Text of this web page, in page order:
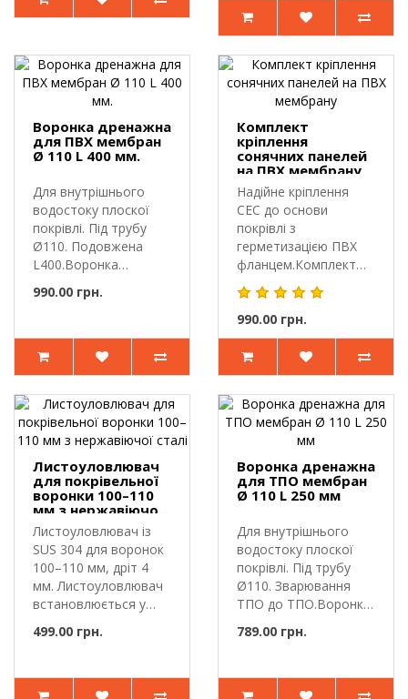
Воронка дренажна
для ПВХ мембран
Ø 110 L 400 мм.
Для внутрішнього
водостоку плоскої
покрівлі. Під трубу
Ø110. Подовжена
L400.Воронка
990.00 грн.
Комплект
кріплення
сонячних панелей
на ПВХ мембрану
Надійне кріплення
СЕС до основи
покрівлі з
герметизацією ПВХ
фланцем.Комплект
застосовується для
крі..
990.00 грн.
Листоуловлювач
для покрівельної
воронки 100–110
мм з нержавіючої
сталі
Листоуловлювач із
SUS 304 для воронок
100–110 мм, дріт 4
мм. Листоуловлювач
встановлюється у
499.00 грн.
Воронка дренажна
для ТПО мембран
Ø 110 L 250 мм
Для внутрішнього
водостоку плоскої
покрівлі. Під трубу
Ø110. Зварювання
ТПО до ТПО.Воронка
789.00 грн.